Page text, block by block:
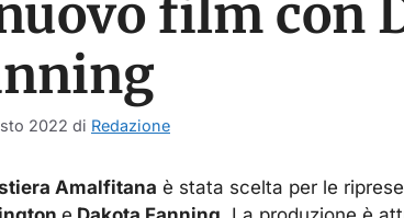
film con
2022 di Redazione
Amalfitana è stata scelta per le